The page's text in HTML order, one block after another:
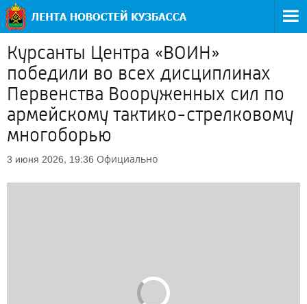
Курсанты Центра «ВОИН»
победили во всех дисциплинах
Первенства Вооруженных сил по
армейскому тактико-стрелковому
многоборью
3 июня 2026, 19:36 Официально